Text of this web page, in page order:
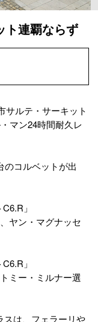
ト連覇ならず
サルテ・サーキット
マン24時間耐久レ
コルベットが出
」
ヤン・マグナッセ
」
ミー・ミルナー選
は、フェラーリや